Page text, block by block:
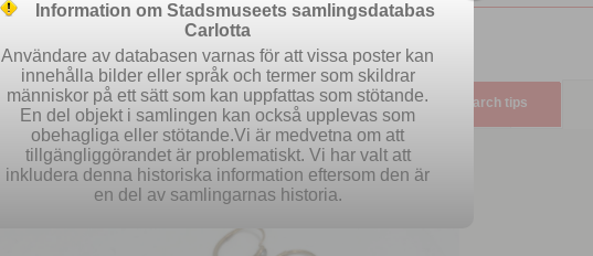
Easy search Advanced search Search tips
Information om Stadsmuseets samlingsdatabas
Carlotta
Användare av databasen varnas för att vissa poster kan
innehålla bilder eller språk och termer som skildrar
människor på ett sätt som kan uppfattas som stötande.
En del objekt i samlingen kan också upplevas som
obehagliga eller stötande.Vi är medvetna om att
tillgängliggörandet är problematiskt. Vi har valt att
inkludera denna historiska information eftersom den är
en del av samlingarnas historia.